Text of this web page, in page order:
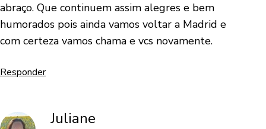
abraço. Que continuem assim alegres e bem
humorados pois ainda vamos voltar a Madrid e
com certeza vamos chama e vcs novamente.
Responder
Juliane